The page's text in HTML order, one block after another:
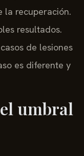
la recuperación.
resultados.
de lesiones
es diferente y
umbral